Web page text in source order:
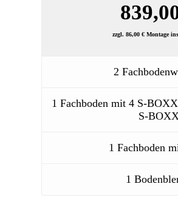
zzgl. 86,00 € Montage
2
1 Fachboden mit 4 S-
S-
1 Fachboden
1